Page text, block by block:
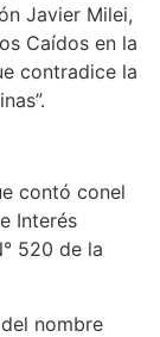
Javier Milei,
Caídos en la
contradice la
contó conel
Interés
520 de la
nombre